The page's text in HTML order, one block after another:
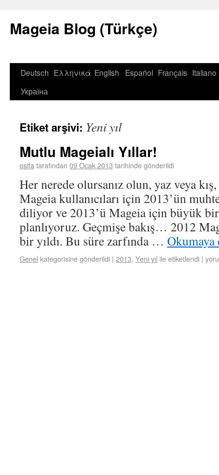
Mageia Blog (Türkçe)
Deutsch Ελληνικά English Español Français Italiano
Україна
Etiket arşivi: Yeni yıl
Mutlu Mageialı Yıllar!
osifa tarafından 09 Ocak 2013 tarihinde gönderildi
Her nerede olursanız olun, yaz veya
Mageia kullanıcıları için 2013’ün
diliyor ve 2013’ü Mageia için büyük bir
planlıyoruz. Geçmişe bakış… 2012
bir yıldı. Bu süre zarfında …
Genel kategorisine gönderildi | 2013, Yeni yıl ile etiketlendi |